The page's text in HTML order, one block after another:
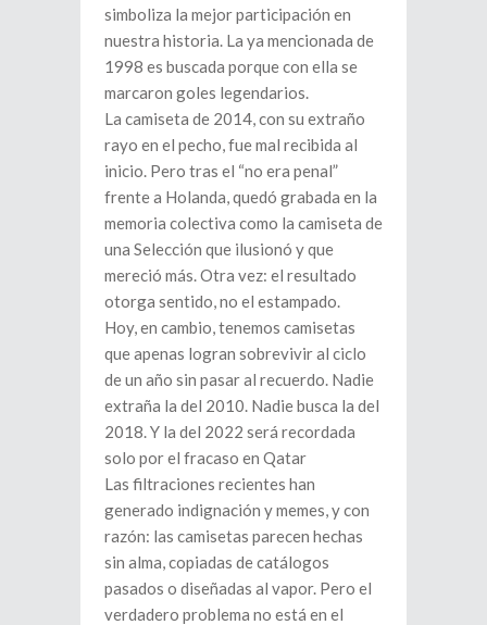
simboliza la mejor participación en
nuestra historia. La ya mencionada de
1998 es buscada porque con ella se
marcaron goles legendarios.
La camiseta de 2014, con su extraño
rayo en el pecho, fue mal recibida al
inicio. Pero tras el “no era penal”
frente a Holanda, quedó grabada en la
memoria colectiva como la camiseta de
una Selección que ilusionó y que
mereció más. Otra vez: el resultado
otorga sentido, no el estampado.
Hoy, en cambio, tenemos camisetas
que apenas logran sobrevivir al ciclo
de un año sin pasar al recuerdo. Nadie
extraña la del 2010. Nadie busca la del
2018. Y la del 2022 será recordada
solo por el fracaso en Qatar
Las filtraciones recientes han
generado indignación y memes, y con
razón: las camisetas parecen hechas
sin alma, copiadas de catálogos
pasados o diseñadas al vapor. Pero el
verdadero problema no está en el